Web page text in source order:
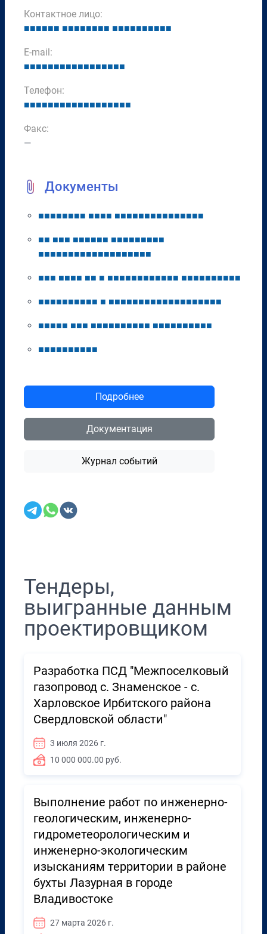
Контактное лицо:
■■■■■■ ■■■■■■■■ ■■■■■■■■■■
E-mail:
■■■■■■■■■■■■■■■■■
Телефон:
■■■■■■■■■■■■■■■■■■
Факс:
—
Документы
■■■■■■■■ ■■■■ ■■■■■■■■■■■■■■■
■■ ■■■ ■■■■■■ ■■■■■■■■■
■■■■■■■■■■■■■■■■■■■
■■■ ■■■■ ■■ ■ ■■■■■■■■■■■■ ■■■■■■■■■■
■■■■■■■■■■ ■ ■■■■■■■■■■■■■■■■■■■
■■■■■ ■■■ ■■■■■■■■■■ ■■■■■■■■■■
■■■■■■■■■■
Подробнее
Документация
Журнал событий
Тендеры,
выигранные данным
проектировщиком
Разработка ПСД "Межпоселковый
газопровод с. Знаменское - с.
Харловское Ирбитского района
Свердловской области"
3 июля 2026 г.
10 000 000.00 руб.
Выполнение работ по инженерно-
геологическим, инженерно-
гидрометеорологическим и
инженерно-экологическим
изысканиям территории в районе
бухты Лазурная в городе
Владивостоке
27 марта 2026 г.